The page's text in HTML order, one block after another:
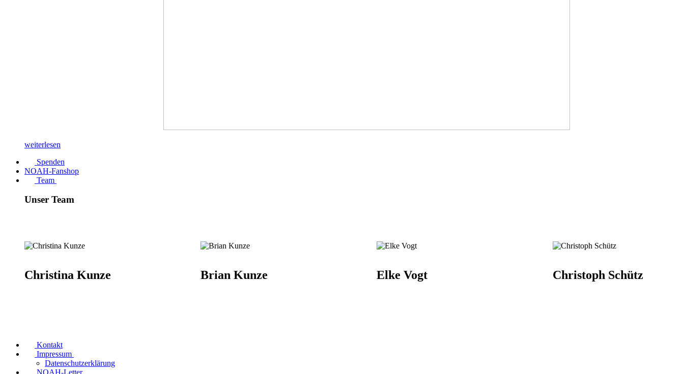
weiterlesen
Spenden
NOAH-Fanshop
Team
Unser Team
Christina Kunze Brian Kunze Elke Vogt Christoph Schütz
Kontakt
Impressum
Datenschutzerklärung
NOAH-Letter